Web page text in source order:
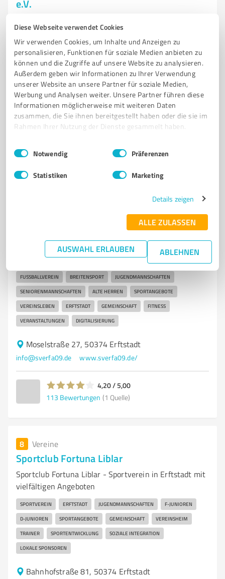
Diese Webseite verwendet Cookies
Wir verwenden Cookies, um Inhalte und Anzeigen zu
personalisieren, Funktionen für soziale Medien anbieten zu
können und die Zugriffe auf unsere Website zu analysieren.
Außerdem geben wir Informationen zu Ihrer Verwendung
unserer Website an unsere Partner für soziale Medien,
Werbung und Analysen weiter. Unsere Partner führen diese
Informationen möglicherweise mit weiteren Daten
zusammen, die Sie ihnen bereitgestellt haben oder die sie im
Rahmen Ihrer Nutzung der Dienste gesammelt haben.
Impressum Datenschutzbestimmungen
Einwilligungsauswahl
Notwendig Präferenzen
Statistiken Marketing
Details zeigen
ALLE ZULASSEN
AUSWAHL ERLAUBEN ABLEHNEN
e.V.
für alle Altersgruppen
TENNISVEREIN HOCKEYVEREIN SPORTANGEBOTE
GEMEINSCHAFT FERIENCAMPS CLUBMEISTERSCHAFTEN
GASTRONOMIE
SPORTEVENTS
Brandlstraße 10, 50354 Hürth
info@thc-huerth.de www.thc-huerth.de/
4,20 / 5,00
(1 Quelle)
Fußballverein SV Erfa 09 e.V. Erftstadt mit breitem
Sportangebot und Gemeinschaf
FUSSBALLVEREIN BREITENSPORT JUGENDMANNSCHAFTEN
SENIORENMANNSCHAFTEN ALTE HERREN SPORTANGEBOTE
VEREINSLEBEN ERFTSTADT GEMEINSCHAFT FITNESS
VERANSTALTUNGEN DIGITALISIERUNG
Moselstraße 27, 50374 Erftstadt
info@sverfa09.de www.sverfa09.de/
4,20 / 5,00
113 Bewertungen (1 Quelle)
8 Vereine
Sportclub Fortuna Liblar
Sportclub Fortuna Liblar - Sportverein in Erftstadt mit
vielfältigen Angeboten
SPORTVEREIN ERFTSTADT JUGENDMANNSCHAFTEN F-JUNIOREN
D-JUNIOREN SPORTANGEBOTE GEMEINSCHAFT VEREINSHEIM
TRAINER SPORTENTWICKLUNG SOZIALE INTEGRATION
LOKALE SPONSOREN
Bahnhofstraße 81, 50374 Erftstadt